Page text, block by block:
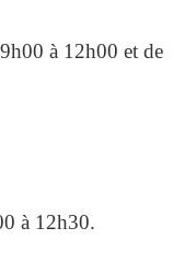
à 12h00 et de
à 12h30.